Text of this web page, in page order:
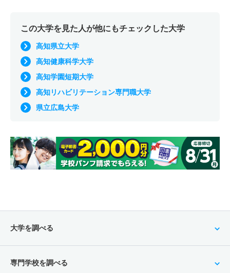
この大学を見た人が他にもチェックした大学
高知県立大学
高知健康科学大学
高知学園短期大学
高知リハビリテーション専門職大学
県立広島大学
大学を調べる
専門学校を調べる